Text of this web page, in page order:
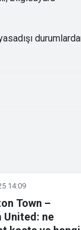
14:09
Town –
United: ne